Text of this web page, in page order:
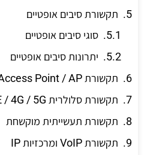
תקשורת סיבים אופטיים
סוגי סיבים אופטיים
יתרונות סיבים אופטיים
תקשורת WiFi / Access Point / AP
תקשורת סלולרית LTE / 4G / 5G
תקשורת תעשייתית מוקשחת
תקשורת VoIP ומרכזיות IP